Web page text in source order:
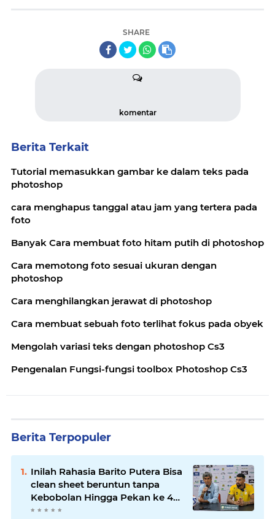
SHARE
komentar
Berita Terkait
Tutorial memasukkan gambar ke dalam teks pada
photoshop
cara menghapus tanggal atau jam yang tertera pada
foto
Banyak Cara membuat foto hitam putih di photoshop
Cara memotong foto sesuai ukuran dengan
photoshop
Cara menghilangkan jerawat di photoshop
Cara membuat sebuah foto terlihat fokus pada obyek
Mengolah variasi teks dengan photoshop Cs3
Pengenalan Fungsi-fungsi toolbox Photoshop Cs3
Berita Terpopuler
Inilah Rahasia Barito Putera Bisa
clean sheet beruntun tanpa
Kebobolan Hingga Pekan ke 4
Liga 2